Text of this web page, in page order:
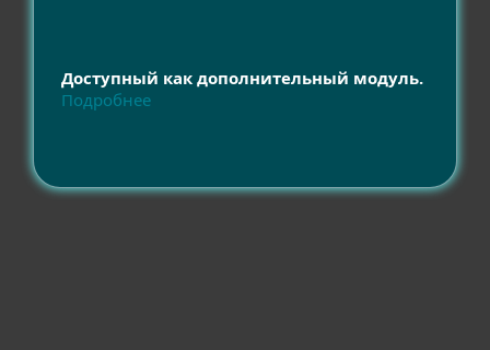
Доступный как дополнительный модуль.
Подробнее